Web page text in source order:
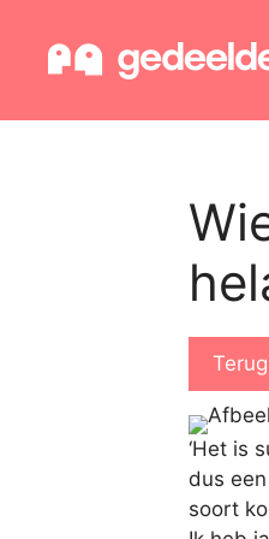
Terug
‘Het is
dus
soort